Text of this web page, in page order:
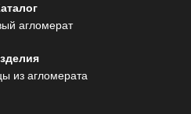
агломерат
из агломерата